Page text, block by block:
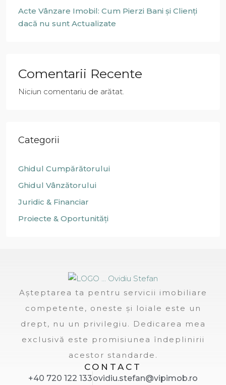
Acte Vânzare Imobil: Cum Pierzi Bani și Clienți
dacă nu sunt Actualizate
Comentarii Recente
Niciun comentariu de arătat.
Categorii
Ghidul Cumpărătorului
Ghidul Vânzătorului
Juridic & Financiar
Proiecte & Oportunități
Așteptarea ta pentru servicii imobiliare
competente, oneste și loiale este un
drept, nu un privilegiu. Dedicarea mea
exclusivă este promisiunea îndeplinirii
acestor standarde.
CONTACT
+40 720 122 133ovidiu.stefan@vipimob.ro